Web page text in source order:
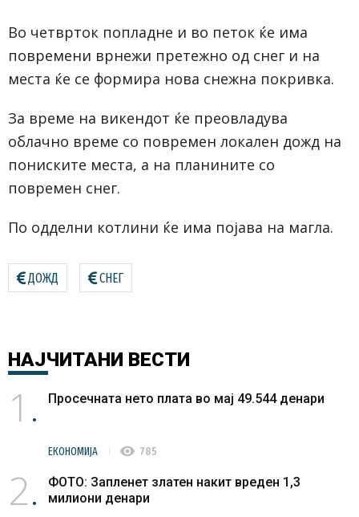
Во четврток попладне и во петок ќе има
повремени врнежи претежно од снег и на
места ќе се формира нова снежна покривка.
За време на викендот ќе преовладува
облачно време со повремен локален дожд на
пониските места, а на планините со
повремен снег.
По одделни котлини ќе има појава на магла.
ДОЖД СНЕГ
НАЈЧИТАНИ ВЕСТИ
1 Просечната нето плата во мај 49.544 денари
ЕКОНОМИЈА visibility 785
2
ФОТО: Запленет златен накит вреден 1,3
милиони денари